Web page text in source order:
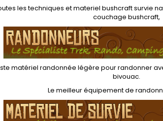
les techniques etmateriel bushcraft survie
couchage bushcraft,
matériel randonnée légère pour randonner
bivouac.
Le meilleur équipement de